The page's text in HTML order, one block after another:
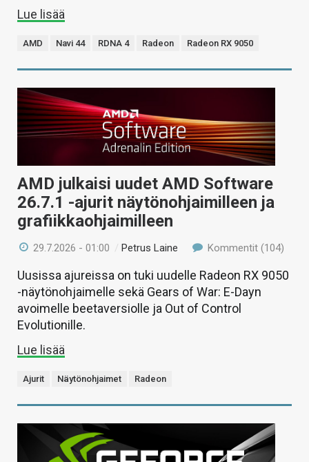
Lue lisää
AMD Navi 44 RDNA 4 Radeon Radeon RX 9050
AMD julkaisi uudet AMD Software
26.7.1 -ajurit näytönohjaimilleen ja
grafiikkaohjaimilleen
29.7.2026 - 01:00 /Petrus Laine Kommentit (104)
Uusissa ajureissa on tuki uudelle Radeon RX 9050
-näytönohjaimelle sekä Gears of War: E-Dayn
avoimelle beetaversiolle ja Out of Control
Evolutionille.
Lue lisää
Ajurit Näytönohjaimet Radeon